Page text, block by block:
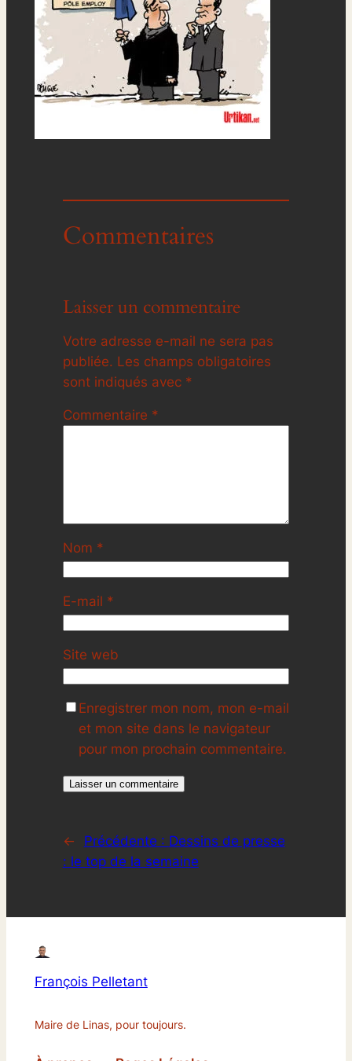
Commentaires
Laisser un commentaire
Votre adresse e-mail ne sera pas
publiée. Les champs obligatoires
sont indiqués avec *
Commentaire *
Nom *
E-mail *
Site web
Enregistrer mon nom, mon e-mail
et mon site dans le navigateur
pour mon prochain commentaire.
← Précédente : Dessins de presse
: le top de la semaine
François Pelletant
Maire de Linas, pour toujours.